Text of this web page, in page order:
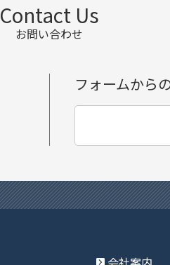
Contact Us
お問い合わせ
フォームから